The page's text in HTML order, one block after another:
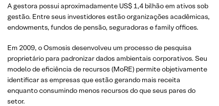
A gestora possui aproximadamente US$ 1,4 bilhão em ativos sob
gestão. Entre seus investidores estão organizações acadêmicas,
endowments, fundos de pensão, seguradoras e family offices.
Em 2009, o Osmosis desenvolveu um processo de pesquisa
proprietário para padronizar dados ambientais corporativos. Seu
modelo de eficiência de recursos (MoRE) permite objetivamente
identificar as empresas que estão gerando mais receita
enquanto consumindo menos recursos do que seus pares do
setor.